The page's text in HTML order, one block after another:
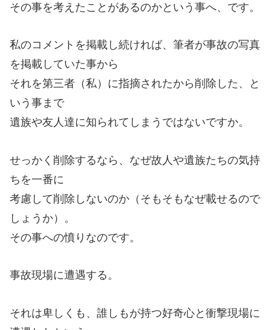
その事を考えたことがあるのかという事へ、です。
私のコメントを掲載し続ければ、筆者が事故の写真
を掲載していた事から
それを第三者（私）に指摘されたから削除した、と
いう事まで
遺族や友人達に知られてしまうではないですか。
せっかく削除するなら、なぜ故人や遺族たちの気持
ちを一番に
考慮して削除しないのか（そもそもなぜ載せるので
しょうか）。
その事への憤りなのです。
事故現場に遭遇する。
それは卑しくも、誰しもが持つ好奇心と衝撃現場に